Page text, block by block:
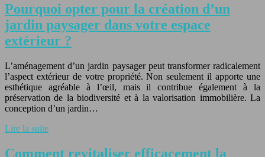
Pourquoi opter pour la création d’un
jardin paysager dans votre espace
extérieur ?
L’aménagement d’un jardin paysager peut transformer radicalement
l’aspect extérieur de votre propriété. Non seulement il apporte une
esthétique agréable à l’œil, mais il contribue également à la
préservation de la biodiversité et à la valorisation immobilière. La
conception d’un jardin…
Lire la suite
Comment revitaliser efficacement la